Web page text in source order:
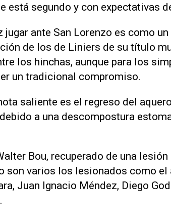
está segundo y con expectativas
jugar ante San Lorenzo es como
de los de Liniers de su título
los hinchas, aunque para los
un tradicional compromiso.
saliente es el regreso del
a una descompostura
Bou, recuperado de una
son varios los lesionados como el
Juan Ignacio Méndez, Diego